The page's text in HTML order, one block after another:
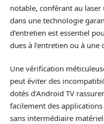
notable, conférant au
dans une technologie
d’entretien est essentiel
dues à l’entretien ou à
Une vérification
peut éviter des
dotés d’Android TV
facilement des
sans intermédiaire